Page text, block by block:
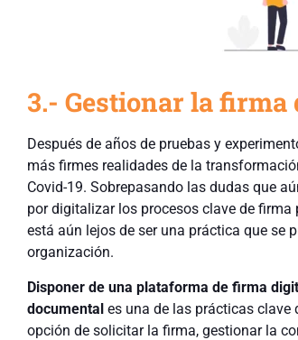
3.- Gestionar la
Después de años de pruebas y
más firmes realidades de la
Covid-19. Sobrepasando las dudas que
por digitalizar los procesos clave de
está aún lejos de ser una práctica que se
organización.
Disponer de una plataforma de firma
documentales una de las prácticas clave
opción de solicitar la firma, gestionar la